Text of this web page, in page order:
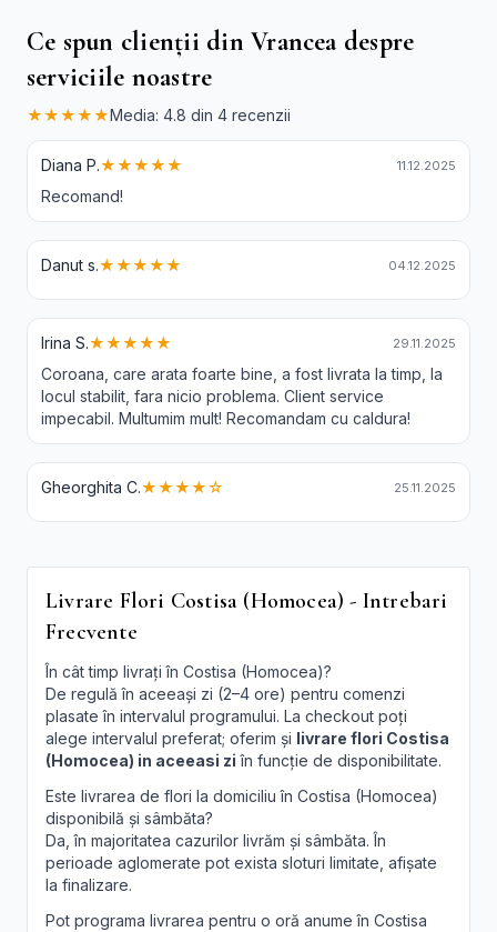
Ce spun clienții din Vrancea despre
serviciile noastre
★★★★★Media: 4.8 din 4 recenzii
Diana P.★★★★★ 11.12.2025
Recomand!
Danut s.★★★★★ 04.12.2025
Irina S.★★★★★ 29.11.2025
Coroana, care arata foarte bine, a fost livrata la timp, la
locul stabilit, fara nicio problema. Client service
impecabil. Multumim mult! Recomandam cu caldura!
Gheorghita C.★★★★☆ 25.11.2025
Livrare Flori Costisa (Homocea) - Intrebari
Frecvente
În cât timp livrați în Costisa (Homocea)?
De regulă în aceeași zi (2–4 ore) pentru comenzi
plasate în intervalul programului. La checkout poți
alege intervalul preferat; oferim și livrare flori Costisa
(Homocea) in aceeasi zi în funcție de disponibilitate.
Este livrarea de flori la domiciliu în Costisa (Homocea)
disponibilă și sâmbăta?
Da, în majoritatea cazurilor livrăm și sâmbăta. În
perioade aglomerate pot exista sloturi limitate, afișate
la finalizare.
Pot programa livrarea pentru o oră anume în Costisa